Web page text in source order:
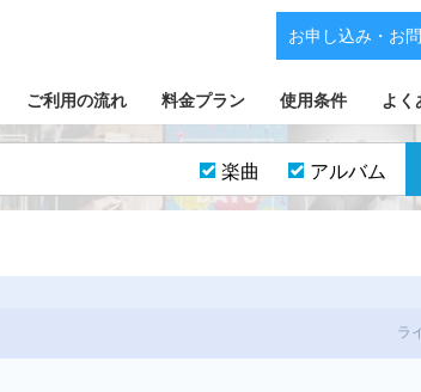
ご利用の流れ 料金プラン 使用条件 よく
お申し込み・お
楽曲 アルバム
ラ